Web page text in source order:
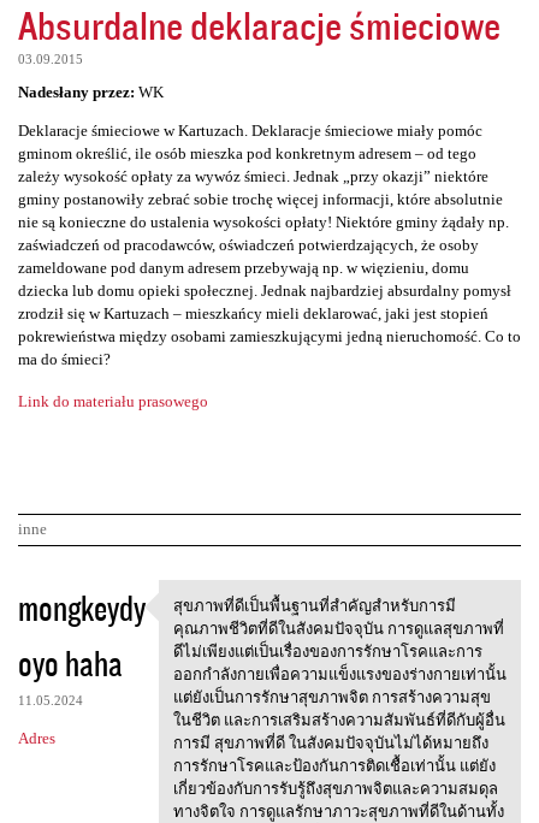
Absurdalne deklaracje śmieciowe
03.09.2015
Nadesłany przez: WK
Deklaracje śmieciowe w Kartuzach. Deklaracje śmieciowe miały pomóc
gminom określić, ile osób mieszka pod konkretnym adresem – od tego
zależy wysokość opłaty za wywóz śmieci. Jednak „przy okazji” niektóre
gminy postanowiły zebrać sobie trochę więcej informacji, które absolutnie
nie są konieczne do ustalenia wysokości opłaty! Niektóre gminy żądały np.
zaświadczeń od pracodawców, oświadczeń potwierdzających, że osoby
zameldowane pod danym adresem przebywają np. w więzieniu, domu
dziecka lub domu opieki społecznej. Jednak najbardziej absurdalny pomysł
zrodził się w Kartuzach – mieszkańcy mieli deklarować, jaki jest stopień
pokrewieństwa między osobami zamieszkującymi jedną nieruchomość. Co to
ma do śmieci?
Link do materiału prasowego
inne
K
o
m
e
n
mongkeydy
oyo haha
11.05.2024
Adres
สุขภาพที่ดีเป็นพื้นฐานที่สำคั
สุขภาพที่ดีเป็นพื้นฐานที่สำคัญสำหรับการมี
คุณภาพชีวิตที่ดีในสังคมปัจจุบัน การดูแลสุขภาพที่
ดีไม่เพียงแต่เป็นเรื่องของการรักษาโรคและการ
ออกกำลังกายเพื่อความแข็งแรงของร่างกายเท่านั้น
แต่ยังเป็นการรักษาสุขภาพจิต การสร้างความสุข
ในชีวิต และการเสริมสร้างความสัมพันธ์ที่ดีกับผู้อื่น
การมี สุขภาพที่ดี ในสังคมปัจจุบันไม่ได้หมายถึง
การรักษาโรคและป้องกันการติดเชื้อเท่านั้น แต่ยัง
เกี่ยวข้องกับการรับรู้ถึงสุขภาพจิตและความสมดุล
ทางจิตใจ การดูแลรักษาภาวะสุขภาพที่ดีในด้านทั้ง